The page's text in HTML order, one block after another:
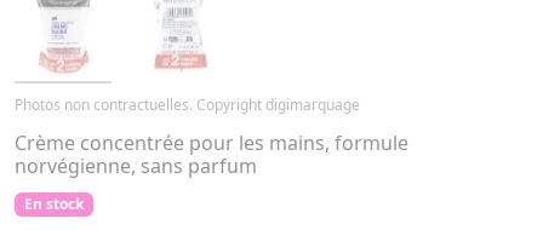
Photos non contractuelles. Copyright digimarquage
Crème concentrée pour les mains, formule
norvégienne, sans parfum
En stock